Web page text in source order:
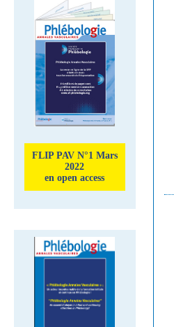
FLIP PAV N°1 Mars
2022
en open access